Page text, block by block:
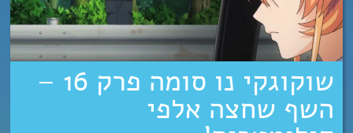
שוקוגקי נו סומה פרק 16 –
השף שחצה אלפי